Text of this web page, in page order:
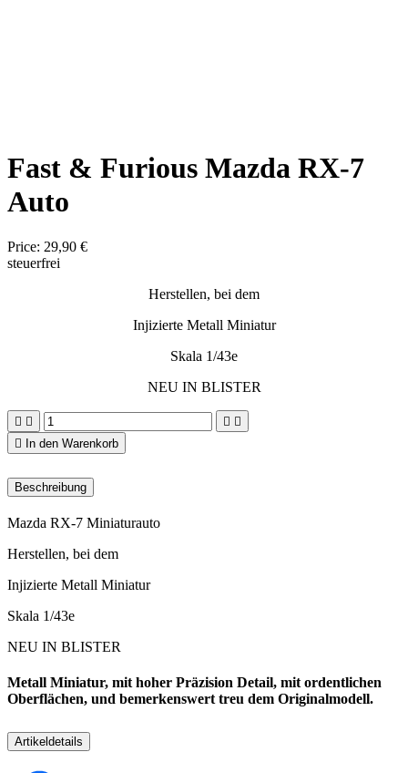
Fast & Furious Mazda RX-7
Auto
Price: 29,90 €
steuerfrei
Herstellen, bei dem
Injizierte Metall Miniatur
Skala 1/43e
NEU IN BLISTER
   

In den Warenkorb
Beschreibung
Mazda RX-7 Miniaturauto
Herstellen, bei dem
Injizierte Metall Miniatur
Skala 1/43e
NEU IN BLISTER
Metall Miniatur, mit hoher Präzision Detail, mit ordentlichen
Oberflächen, und bemerkenswert treu dem Originalmodell.
Artikeldetails